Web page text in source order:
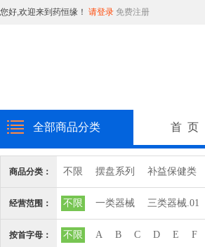
您好,欢迎来到药恒缘！ 请登录 免费注册
首 页
全部商品分类
商品分类： 不限 摆盘系列 补益保健类
消毒品 日化用品 普通食品
心脑血管血液系统
经营范围： 不限 一类器械 三类器械.01
三类器械.10输血、 三类器械.12
按首字母： 不限 A B C D E F